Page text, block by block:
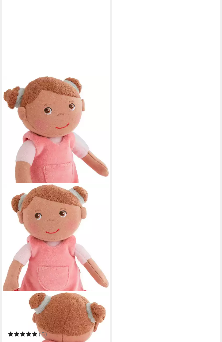
Stoffpuppe Kuschelpuppe
(5)